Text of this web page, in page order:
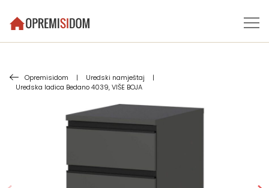
Opremisidom | Uredski namještaj
|
Uredska ladica Bedano 4039, VIŠE BOJA